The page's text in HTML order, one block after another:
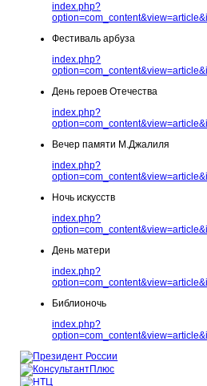
index.php?
Фестиваль арбуза
index.php?
День героев Отечества
index.php?
Вечер памяти М.Джалиля
index.php?
Ночь искусств
index.php?
День матери
index.php?
Библионочь
index.php?